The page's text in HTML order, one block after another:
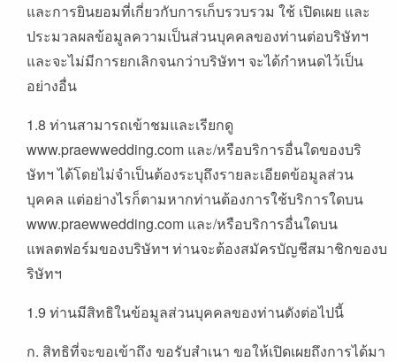
และการยินยอมที่เกี่ยวกับการเก็บรวบรวม ใช้ เปิดเผย และ
ประมวลผลข้อมูลความเป็นส่วนบุคคลของท่านต่อบริษัทฯ
และจะไม่มีการยกเลิกจนกว่าบริษัทฯ จะได้กำหนดไว้เป็น
อย่างอื่น
1.8 ท่านสามารถเข้าชมและเรียกดู
www.praewwedding.com และ/หรือบริการอื่นใดของบริ
ษัทฯ ได้โดยไม่จำเป็นต้องระบุถึงรายละเอียดข้อมูลส่วน
บุคคล แต่อย่างไรก็ตามหากท่านต้องการใช้บริการใดบน
www.praewwedding.com และ/หรือบริการอื่นใดบน
แพลตฟอร์มของบริษัทฯ ท่านจะต้องสมัครบัญชีสมาชิกของบ
ริษัทฯ
1.9 ท่านมีสิทธิในข้อมูลส่วนบุคคลของท่านดังต่อไปนี้
ก. สิทธิที่จะขอเข้าถึง ขอรับสำเนา ขอให้เปิดเผยถึงการได้มา